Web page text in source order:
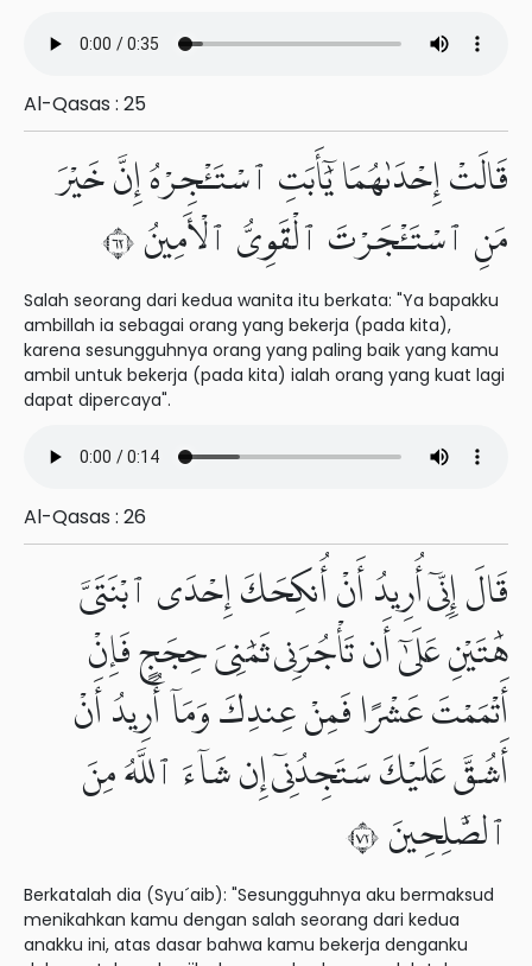
Al-Qasas : 25
قَالَتْ إِحْدَىٰهُمَا يَٰٓأَبَتِ ٱسْتَـْٔجِرْهُ إِنَّ خَيْرَ
مَنِ ٱسْتَـْٔجَرْتَ ٱلْقَوِىُّ ٱلْأَمِينُ ٢٦
Salah seorang dari kedua wanita itu berkata: "Ya bapakku
ambillah ia sebagai orang yang bekerja (pada kita),
karena sesungguhnya orang yang paling baik yang kamu
ambil untuk bekerja (pada kita) ialah orang yang kuat lagi
dapat dipercaya".
Al-Qasas : 26
قَالَ إِنِّىٓ أُرِيدُ أَنْ أُنكِحَكَ إِحْدَى ٱبْنَتَىَّ
هَٰتَيْنِ عَلَىٰٓ أَن تَأْجُرَنِى ثَمَٰنِىَ حِجَجٍ فَإِنْ
أَتْمَمْتَ عَشْرًا فَمِنْ عِندِكَ وَمَآ أُرِيدُ أَنْ
أَشُقَّ عَلَيْكَ سَتَجِدُنِىٓ إِن شَآءَ ٱللَّهُ مِنَ
ٱلصَّٰلِحِينَ ٢٧
Berkatalah dia (Syu´aib): "Sesungguhnya aku bermaksud
menikahkan kamu dengan salah seorang dari kedua
anakku ini, atas dasar bahwa kamu bekerja denganku